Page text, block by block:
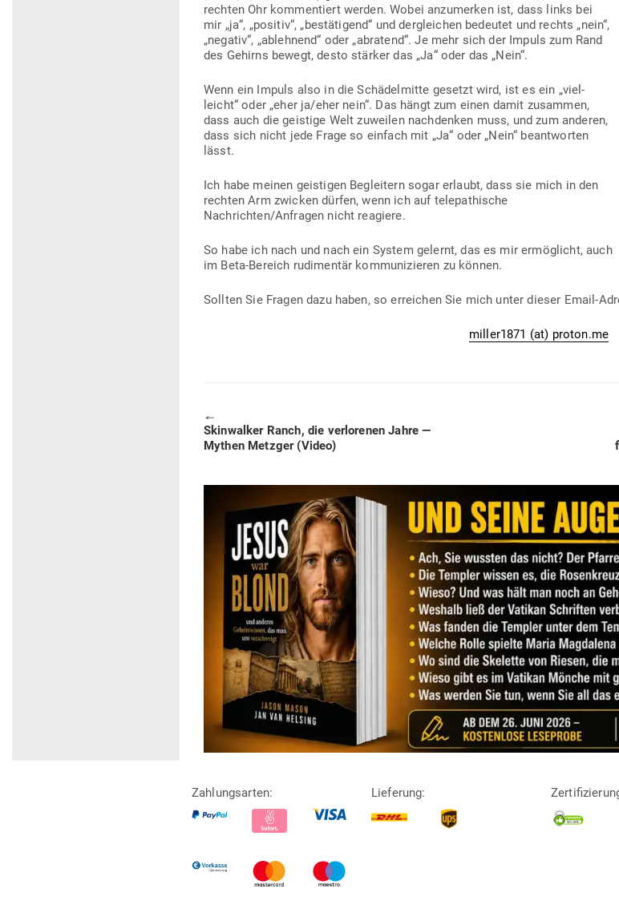
rechten Ohr kom­men­tiert werden. Wobei anzu­merken ist, dass links bei
mir „ja“, „positiv“, „bestä­tigend“ und der­gleichen bedeutet und rechts „nein“,
„negativ“, „ablehnend“ oder „abratend“. Je mehr sich der Impuls zum Rand
des Gehirns bewegt, desto stärker das „Ja“ oder das „Nein“.
Wenn ein Impuls also in die Schä­del­mitte gesetzt wird, ist es ein „viel­
leicht“ oder „eher ja/eher nein“. Das hängt zum einen damit zusammen,
dass auch die geistige Welt zuweilen nach­denken muss, und zum anderen,
dass sich nicht jede Frage so einfach mit „Ja“ oder „Nein“ beant­worten
lässt.
Ich habe meinen geis­tigen Begleitern sogar erlaubt, dass sie mich in den
rechten Arm zwicken dürfen, wenn ich auf tele­pa­thische
Nachrichten/Anfragen nicht reagiere.
So habe ich nach und nach ein System gelernt, das es mir ermög­licht, auch
im Beta-Bereich rudi­mentär kom­mu­ni­zieren zu können.
Sollten Sie Fragen dazu haben, so erreichen Sie mich unter dieser Email-
miller1871 (at) proton.me
🠔
Previous
post:
Skin­walker Ranch, die ver­lo­renen Jahre —
Mythen Metzger (Video)
Zahlungsarten: Lieferung: